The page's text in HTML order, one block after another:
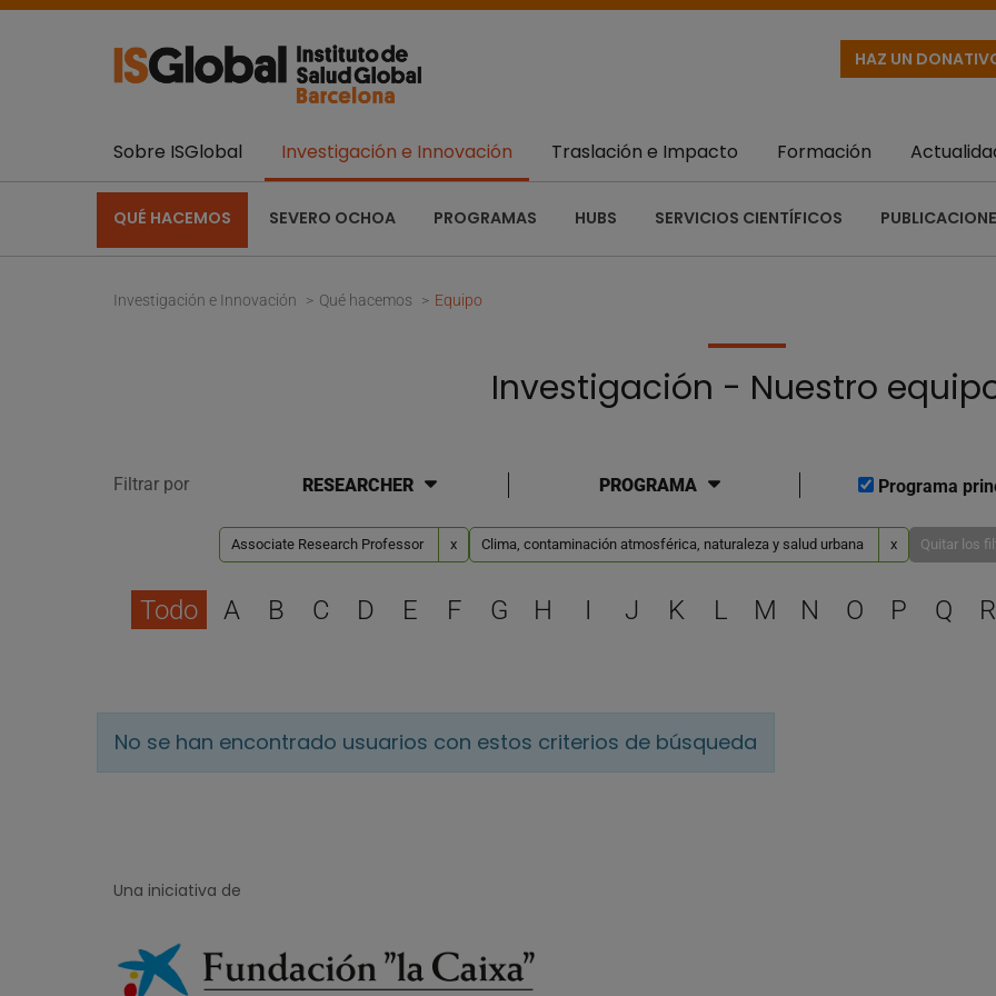
HAZ UN
Sobre ISGlobal Investigación e Innovación
QUÉ HACEMOS SEVERO OCHOA PROGRAMAS HUBS SERVICIOS CIENTÍFICOS
Traslación e Impacto Formación
Investigación e Innovación Qué hacemos Equipo
Investigación - Nuestro
Filtrar por RESEARCHER PROGRAMA Programa
Associate Research Professor x Clima, contaminación atmosférica, naturaleza y salud urbana x Quitar los
Selecciona una letra
Todo A B C D E F G H I J K L M N O P Q R
No se han encontrado usuarios con estos criterios de búsqueda
Una iniciativa de